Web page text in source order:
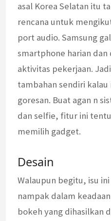
asal Korea Selatan itu
rencana untuk
port audio. Samsung
smartphone harian
aktivitas pekerjaan.
tambahan sendiri kalau
goresan. Buat agan n
dan selfie, fitur ini
memilih gadget.
Desain
Walaupun begitu, isu
nampak dalam
bokeh yang dihasilkan